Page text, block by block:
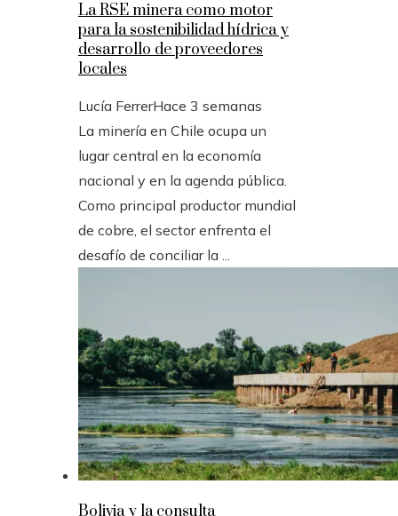
La RSE minera como motor
para la sostenibilidad hídrica y
desarrollo de proveedores
locales
Lucía FerrerHace 3 semanas
La minería en Chile ocupa un
lugar central en la economía
nacional y en la agenda pública.
Como principal productor mundial
de cobre, el sector enfrenta el
desafío de conciliar la ...
Bolivia y la consulta